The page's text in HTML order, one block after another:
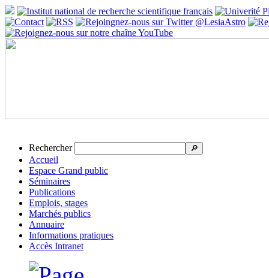
Rechercher 🔎
Accueil
Espace Grand public
Séminaires
Publications
Emplois, stages
Marchés publics
Annuaire
Informations pratiques
Accès Intranet